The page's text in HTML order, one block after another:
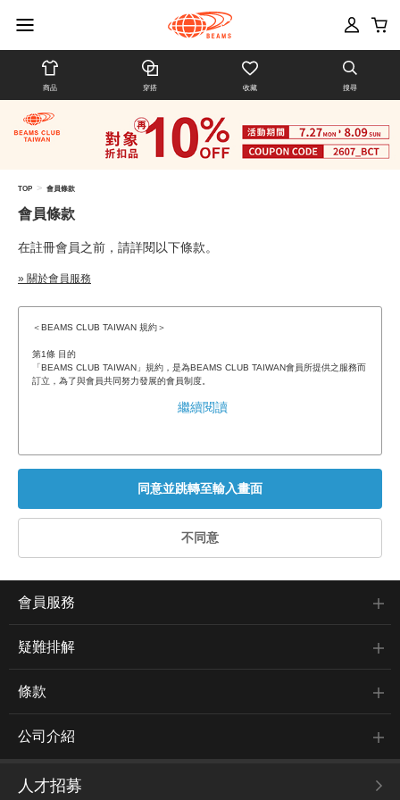
商品 穿搭 收藏 搜尋
TOP > 會員條款
會員條款
在註冊會員之前，請詳閱以下條款。
» 關於會員服務
＜BEAMS CLUB TAIWAN 規約＞
第1條 目的
「BEAMS CLUB TAIWAN」規約，是為BEAMS CLUB TAIWAN會員所提供之服務而
繼續閱讀
會員服務
疑難排解
條款
公司介紹
人才招募